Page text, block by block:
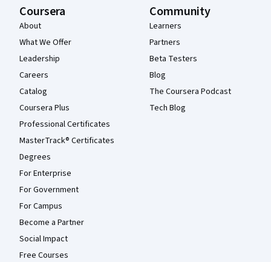
Coursera
About
What We Offer
Leadership
Careers
Catalog
Coursera Plus
Professional Certificates
MasterTrack® Certificates
Degrees
For Enterprise
For Government
For Campus
Become a Partner
Social Impact
Free Courses
Community
Learners
Partners
Beta Testers
Blog
The Coursera Podcast
Tech Blog